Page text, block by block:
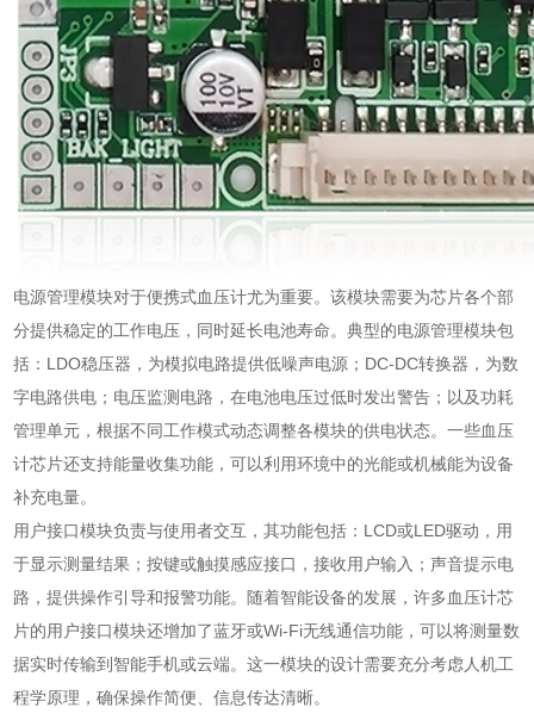
电源管理模块对于便携式血压计尤为重要。该模块需要为芯片各个部
分提供稳定的工作电压，同时延长电池寿命。典型的电源管理模块包
括：LDO稳压器，为模拟电路提供低噪声电源；DC-DC转换器，为数
字电路供电；电压监测电路，在电池电压过低时发出警告；以及功耗
管理单元，根据不同工作模式动态调整各模块的供电状态。一些血压
计芯片还支持能量收集功能，可以利用环境中的光能或机械能为设备
补充电量。
用户接口模块负责与使用者交互，其功能包括：LCD或LED驱动，用
于显示测量结果；按键或触摸感应接口，接收用户输入；声音提示电
路，提供操作引导和报警功能。随着智能设备的发展，许多血压计芯
片的用户接口模块还增加了蓝牙或Wi-Fi无线通信功能，可以将测量数
据实时传输到智能手机或云端。这一模块的设计需要充分考虑人机工
程学原理，确保操作简便、信息传达清晰。